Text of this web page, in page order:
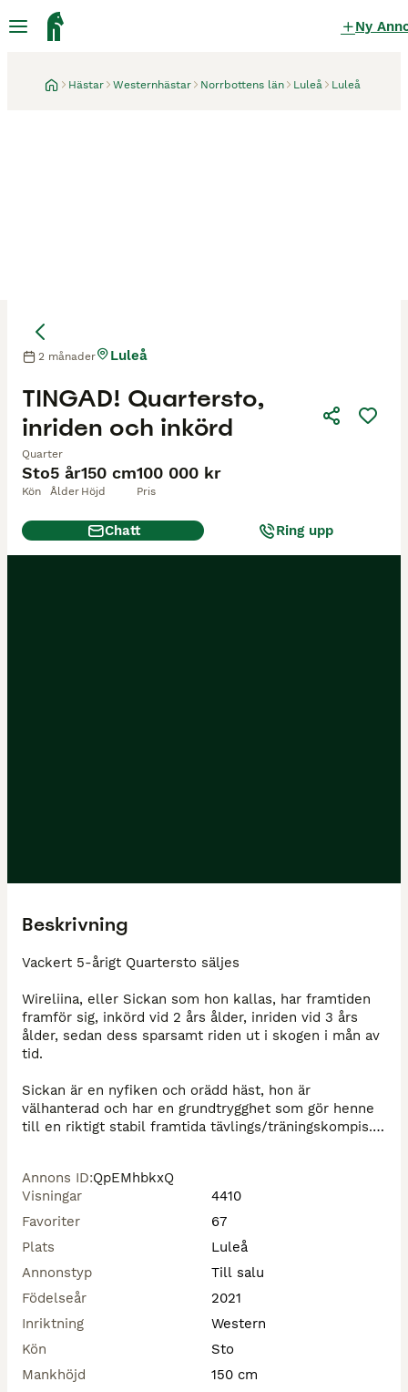
Ny
Hästar Westernhästar Norrbottens län Luleå Luleå
Sto
Kön
5 år
Ålder
150 cm
Höjd
100 000 kr
Pris
TINGAD! Quartersto,
inriden och inkörd
Quarter
2 månader Luleå
Chatt Ring upp
Beskrivning
Vackert 5-årigt Quartersto säljes
Wireliina, eller Sickan som hon kallas, har framtiden
framför sig, inkörd vid 2 års ålder, inriden vid 3 års
ålder, sedan dess sparsamt riden ut i skogen i mån av
tid.
Sickan är en nyfiken och orädd häst, hon är
välhanterad och har en grundtrygghet som gör henne
till en riktigt stabil framtida tävlings/träningskompis.
ägare, Registrerad i AQHA, tilläggs-registrerad i
Sverige. Aldrig varit skadad, vargtänder avlägsnade,
regelbundet avmaskad och vaccinerad.
Då Sickan är orädd, ung och förhållandevis grön för sin
ålder, är detta inte en passande häst för
nybörjare/barn.
Inriktning reining/ko/ranch
Säljes pga. tidsbrist, rätt hem viktigast. Lånas EJ ut på
Annons ID:QpEMhbkxQ
Visningar
4410
Favoriter
67
Plats
Luleå
Annonstyp
Till salu
Födelseår
2021
Inriktning
Western
Kön
Sto
Mankhöjd
150 cm